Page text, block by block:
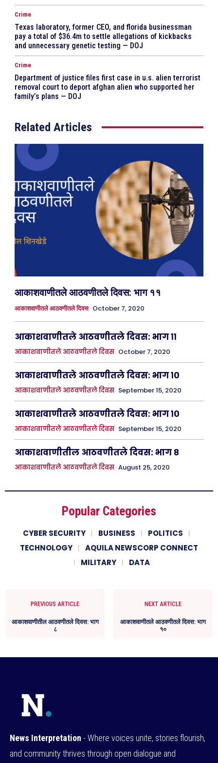
Crime
Texas laboratory, former CEO, and florida businessman
pay a total of $36.4m to settle allegations of kickbacks
and unnecessary genetic testing — DOJ
Crime
Department of justice files first case in u.s. alien terrorist
removal court to deport afghan alien who supported her
family’s plans — DOJ
Related Articles
आकाशवाणीतले आठवणीतले दिवस: भाग ११
आकाशवाणीतले आठवणीतले दिवस October 7, 2020
आकाशवाणीतले आठवणीतले दिवस: भाग ११
आकाशवाणीतले आठवणीतले दिवस October 7, 2020
आकाशवाणीतले आठवणीतले दिवस: भाग १०
आकाशवाणीतले आठवणीतले दिवस September 15, 2020
आकाशवाणीतले आठवणीतले दिवस: भाग १०
आकाशवाणीतले आठवणीतले दिवस September 15, 2020
आकाशवाणीतील आठवणीतले दिवस: भाग ८
आकाशवाणीतले आठवणीतले दिवस August 25, 2020
Popular Categories
CYBER SECURITY BUSINESS
POLITICS
TECHNOLOGY
AQUILA NEWSCORP CONNECT
MILITARY
DATA
PREVIOUS ARTICLE
आकाशवाणीतील आठवणीतले दिवस: भाग
८
NEXT ARTICLE
आकाशवाणीतले आठवणीतले दिवस: भाग
१०
News Interpretation - Where voices unite, stories flourish,
and community thrives through open dialogue and